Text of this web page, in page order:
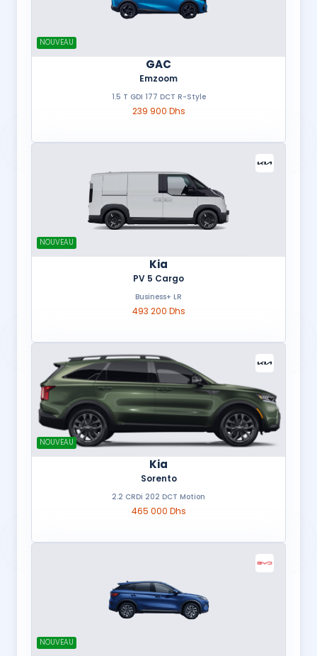
NOUVEAU
GAC
Emzoom
1.5 T GDI 177 DCT R-Style
239 900 Dhs
NOUVEAU
Kia
PV 5 Cargo
Business+ LR
493 200 Dhs
NOUVEAU
Kia
Sorento
2.2 CRDi 202 DCT Motion
465 000 Dhs
NOUVEAU